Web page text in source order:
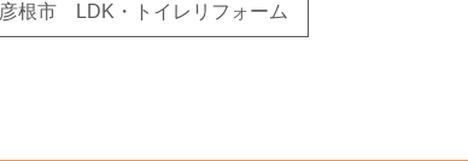
彦根市 LDK・トイレリフォーム